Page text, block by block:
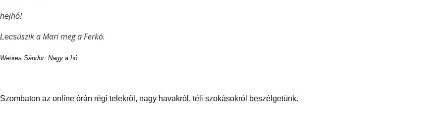
hejhó!
Lecsúszik a Mari meg a Ferkó.
Weöres Sándor: Nagy a hó
Szombaton az online órán régi telekről, nagy havakról, téli szokásokról beszélgetünk.